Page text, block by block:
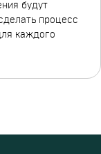
будут
процесс
каждого